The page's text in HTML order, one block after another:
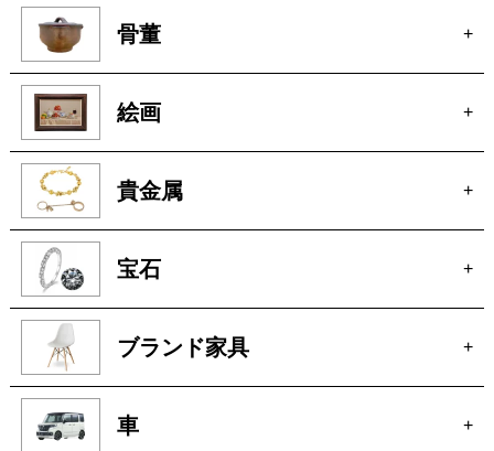
電動工具 +
厨房機器 +
骨董 +
絵画 +
貴金属 +
宝石 +